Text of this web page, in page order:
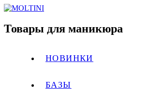
Товары для маникюра
НОВИНКИ
БАЗЫ